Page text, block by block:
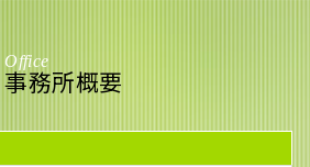
Office
事務所概要